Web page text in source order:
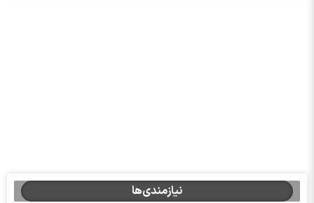
نیازمندی‌ها